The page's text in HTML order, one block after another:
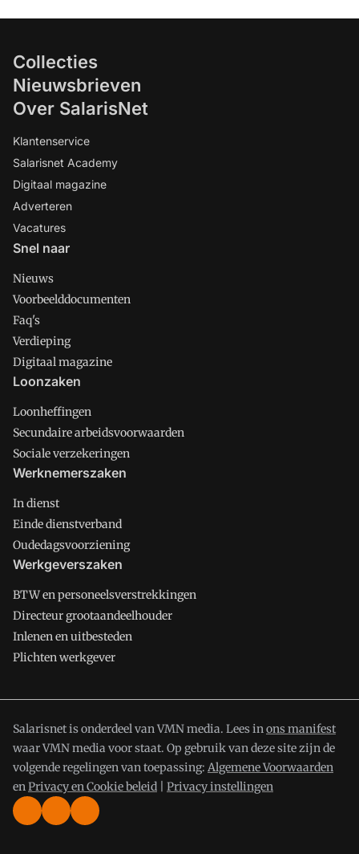
Collecties
Nieuwsbrieven
Over SalarisNet
Klantenservice
Salarisnet Academy
Digitaal magazine
Adverteren
Vacatures
Snel naar
Nieuws
Voorbeelddocumenten
Faq's
Verdieping
Digitaal magazine
Loonzaken
Loonheffingen
Secundaire arbeidsvoorwaarden
Sociale verzekeringen
Werknemerszaken
In dienst
Einde dienstverband
Oudedagsvoorziening
Werkgeverszaken
BTW en personeelsverstrekkingen
Directeur grootaandeelhouder
Inlenen en uitbesteden
Plichten werkgever
Salarisnet is onderdeel van VMN media. Lees inons manifest
waar VMN media voor staat. Op gebruik van deze site zijn de
volgende regelingen van toepassing: Algemene Voorwaarden
enPrivacy en Cookie beleid Privacy instellingen